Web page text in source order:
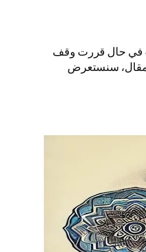
في حال قررت وقف
سنستعرض